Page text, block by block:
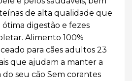
de alta qualidade que
digestão e fezes
Alimento 100%
para cães adultos 23
que ajudam a manter a
seu cão Sem corantes